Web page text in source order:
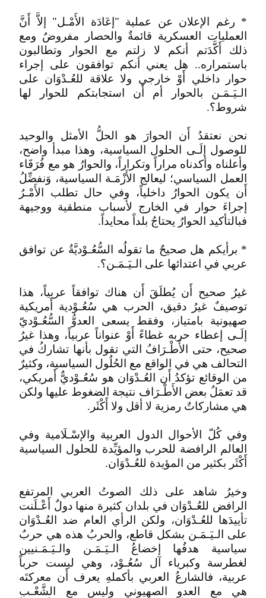
* رغم الإعلان عن عملية "إعَادَة الأَمْـل" إلاَّ أَنَّ
العمليات العسكرية قائمةٌ والحصار مفروضٌ ومع
ذلك أَكَّدَتم أنكم لا زلتم مع الحوار وتطالبون
باستمراره.. هل يعني أنكم توافقون على إجراء
حوار داخلي أَوْ خارجي ولا علاقة للعُـدْوَان على
الـيَـمَـن بالحوار أم أَن استجابتكم للحوار لها
شروط؟.
نحن نعتقدُ أَن الحوارَ هو الحلُّ الأمثل والوحيد
للوصول إلَـى الحلول السياسية، وهذا مبدأ واضح،
وأعلناه وأكدناه مراراً وتكراراً، والحوارُ هو مع فُرَقَاء
العمل السياسي؛ ليعالج الأَزْمَـة السياسية، وَنفضِّلُ
أَن يكون الحوارُ داخلياً، وفي حال تطلب الأَمْـرُ
إجراءَ حوار في الخارج لأسباب منطقية ووجيهة
فبالتأكيد الحوارُ يحتاجُ بلداً محايداً.
* برأيكم هل صحيحٌ ما تقولُه السُّعُـوْديَّةُ عن توافق
عربي في اعتدائها على الـيَـمَـن؟.
غيرُ صحيح أَن يُطلَقَ أَن هناك توافقاً عربياً، هذا
توصيفٌ غيرُ دقيق، الحرب هي سُعُـوْدية أَمريكية
صهيونية بامتياز، وفقط يسعى العدوُّ السُّعُـوْديّ
إلَـى إعطاء حربه غطاءً أَوْ عنواناً عربياً، وهذا غيرُ
صحيح، حتى الأَطْـرَافُ التي تقول بأنها تشاركُ في
التحالف هي في الواقع مع الحُلُول السياسية، وكثيرٌ
من الوقائع تؤكدُ أَن العُـدْوَان هو سُعُـوْديٌّ أَمريكي،
قد تعمَلُ بعض الأَطْـرَاف نتيجة الضغوط عليها ولكن
هي مشاركاتٌ رمزية لا أقل ولا أَكْثَر.
وفي كُلّ الأحوال الدول العربية والإسْـلَامية وفي
العالم الرافضة للحرب والمؤيِّدة للحلول السياسية
أَكْثَر بكثير من المؤيدة للعُـدْوَان.
وخيرُ شاهد على ذلك الصوتُ العربي المرتفع
الرافض للعُـدْوَان في بلدان كثيرة منها دولٌ أَعْـلَنت
تأييدَها للعُـدْوَان، ولكن الرأي العام ضد العُـدْوَان
على الـيَـمَـن بشكل قاطع، والحربُ هذه هي حربٌ
سياسية هدفُها إخضاعُ الـيَـمَـن والـيَـمَـنيين
لغطرسة وكبرياء آل سُعُـوْد، وهي ليست حرباً
عربية، فالشارعُ العربي بأكملهِ يعرف أَن معركتَه
هي مع العدو الصهيوني وليس مع الشَّعْـب